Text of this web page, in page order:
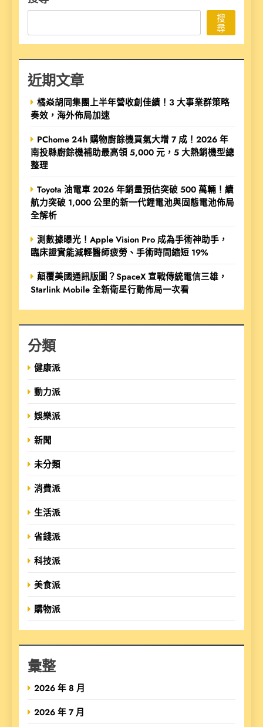
搜
尋
近期文章
橘焱胡同集團上半年營收創佳績！3 大事業群策略
奏效，海外佈局加速
PChome 24h 購物廚餘機買氣大增 7 成！2026 年
南投縣廚餘機補助最高領 5,000 元，5 大熱銷機型總
整理
Toyota 油電車 2026 年銷量預估突破 500 萬輛！續
航力突破 1,000 公里的新一代鋰電池與固態電池佈局
全解析
測數據曝光！Apple Vision Pro 成為手術神助手，
臨床證實能減輕醫師疲勞、手術時間縮短 19%
顛覆美國通訊版圖？SpaceX 宣戰傳統電信三雄，
Starlink Mobile 全新衛星行動佈局一次看
分類
健康派
動力派
娛樂派
新聞
未分類
消費派
生活派
省錢派
科技派
美食派
購物派
彙整
2026 年 8 月
2026 年 7 月